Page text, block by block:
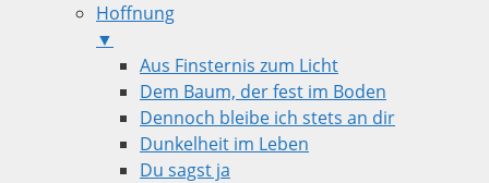
Hoffnung
▼
Aus Finsternis zum Licht
Dem Baum, der fest im Boden
Dennoch bleibe ich stets an dir
Dunkelheit im Leben
Du sagst ja